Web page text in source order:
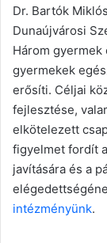
Dr. Bartók
Dunaújvárosi
Három
gyermekek
erősíti. Céljai
fejlesztése,
elkötelezett
figyelmet fordít
javítására és a
intézményünk.